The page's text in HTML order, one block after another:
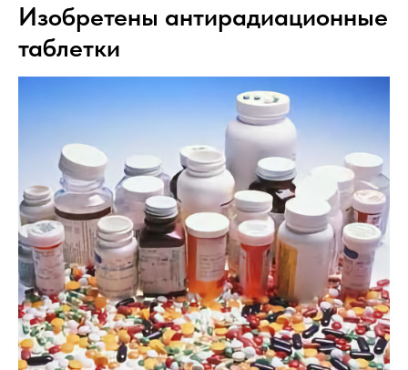
Изобретены антирадиационные
таблетки